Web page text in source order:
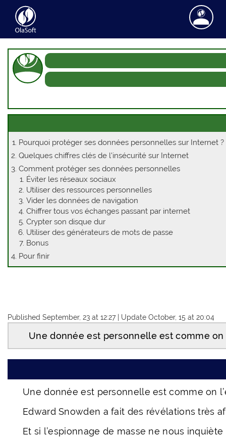
Accueil
Nos Prestations
Nous contacter
Nous suivre sur Facebook
Nous suivre sur Twitter
Nous suivre sur Google+
Pourquoi protéger ses données personnelles sur Internet ?
Quelques chiffres clés de l'insécurité sur Internet
Comment protéger ses données personnelles
Éviter les réseaux sociaux
Utiliser des ressources personnelles
Vider les données de navigation
Chiffrer tous vos échanges passant par internet
Crypter son disque dur
Utiliser des générateurs de mots de passe
Bonus
Pour finir
Published September, 23 at 12:27| Update October, 15 at 20:04
Une donnée est personnelle est comme
Une donnée est personnelle est comme
Edward Snowden a fait des révélations très
Et si l’espionnage de masse ne nous